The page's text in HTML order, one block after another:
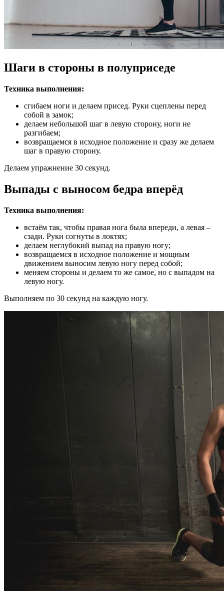
Шаги в стороны в полуприседе
Техника выполнения:
сгибаем ноги и делаем присед. Руки сцеплены перед
собой в замок;
делаем небольшой шаг в левую сторону, ноги не
разгибаем;
возвращаемся в исходное положение и сразу же делаем
шаг в правую сторону.
Делаем упражнение 30 секунд.
Выпады с выносом бедра вперёд
Техника выполнения:
встаём так, чтобы правая нога была впереди, а левая –
сзади. Руки согнуты в локтях;
делаем неглубокий выпад на правую ногу;
возвращаемся в исходное положение и мощным
движением выносим левую ногу перед собой;
меняем стороны и делаем то же самое, но с выпадом на
левую ногу.
Выполняем по 30 секунд на каждую ногу.